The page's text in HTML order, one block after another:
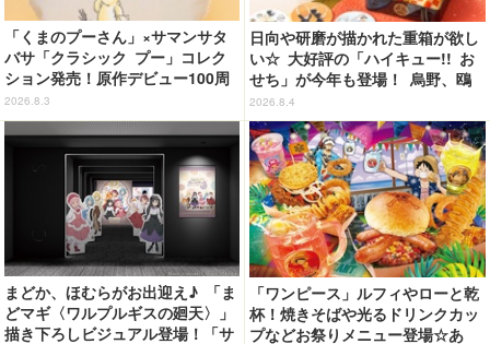
「くまのプーさん」×サマンサタ
バサ「クラシック プー」コレク
ション発売！原作デビュー100周
年記念でハンドバッグや財布など
全6種が登場
2026.8.3
日向や研磨が描かれた重箱が欲し
い☆ 大好評の「ハイキュー!! お
せち」が今年も登場！ 烏野、鴎
台、音駒、稲荷崎をイメージした
メニューで構成
2026.8.4
まどか、ほむらがお出迎え♪ 「ま
どマギ〈ワルプルギスの廻天〉」
描き下ろしビジュアル登場！「サ
「ワンピース」ルフィやローと乾
杯！焼きそばや光るドリンクカッ
プなどお祭りメニュー登場☆あ